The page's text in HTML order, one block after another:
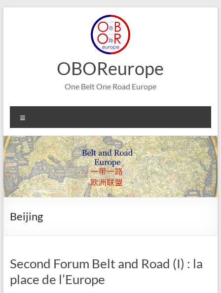
OBOReurope
One Belt One Road Europe
Beijing
Second Forum Belt and Road (I) : la
place de l’Europe